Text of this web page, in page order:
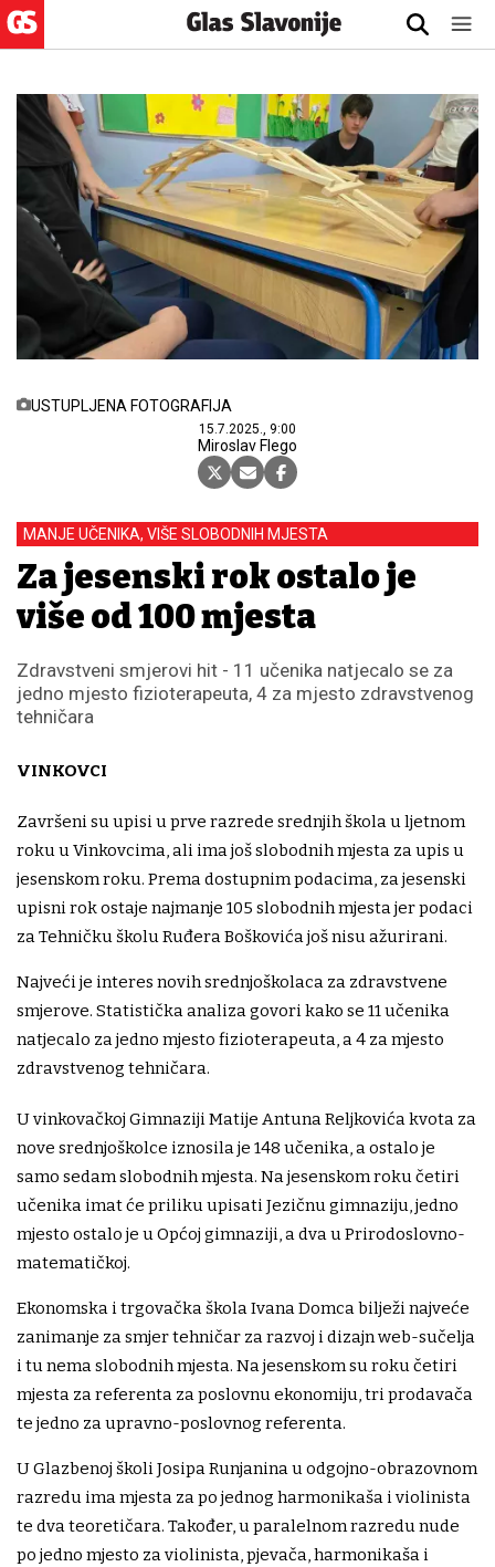
USTUPLJENA FOTOGRAFIJA
15.7.2025., 9:00
Miroslav Flego
MANJE UČENIKA, VIŠE SLOBODNIH MJESTA
Za jesenski rok ostalo je
više od 100 mjesta
Zdravstveni smjerovi hit - 11 učenika natjecalo se za
jedno mjesto fizioterapeuta, 4 za mjesto zdravstvenog
tehničara
VINKOVCI
Završeni su upisi u prve razrede srednjih škola u ljetnom
roku u Vinkovcima, ali ima još slobodnih mjesta za upis u
jesenskom roku. Prema dostupnim podacima, za jesenski
upisni rok ostaje najmanje 105 slobodnih mjesta jer podaci
za Tehničku školu Ruđera Boškovića još nisu ažurirani.
Najveći je interes novih srednjoškolaca za zdravstvene
smjerove. Statistička analiza govori kako se 11 učenika
natjecalo za jedno mjesto fizioterapeuta, a 4 za mjesto
zdravstvenog tehničara.
U vinkovačkoj Gimnaziji Matije Antuna Reljkovića kvota za
nove srednjoškolce iznosila je 148 učenika, a ostalo je
samo sedam slobodnih mjesta. Na jesenskom roku četiri
učenika imat će priliku upisati Jezičnu gimnaziju, jedno
mjesto ostalo je u Općoj gimnaziji, a dva u Prirodoslovno-
matematičkoj.
Ekonomska i trgovačka škola Ivana Domca bilježi najveće
zanimanje za smjer tehničar za razvoj i dizajn web-sučelja
i tu nema slobodnih mjesta. Na jesenskom su roku četiri
mjesta za referenta za poslovnu ekonomiju, tri prodavača
te jedno za upravno-poslovnog referenta.
U Glazbenoj školi Josipa Runjanina u odgojno-obrazovnom
razredu ima mjesta za po jednog harmonikaša i violinista
te dva teoretičara. Također, u paralelnom razredu nude
po jedno mjesto za violinista, pjevača, harmonikaša i